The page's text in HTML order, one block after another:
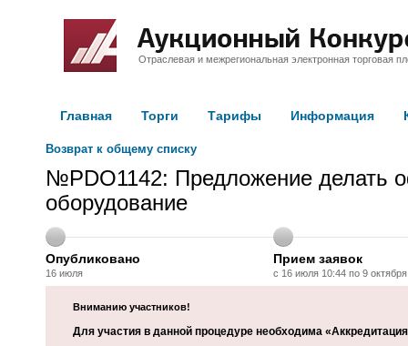
Отраслевая и межрегиональная электронная торговая
Главная Торги Тарифы Информация
Возврат к общему списку
№PDO1142: Предложение делать
оборудование
Опубликовано
16 июля
Прием заявок
с 16 июля 10:44 по 9
Вниманию участников!
Для участия в данной процедуре необходима